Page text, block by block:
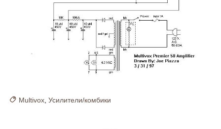
Multivox Усилители/комбики